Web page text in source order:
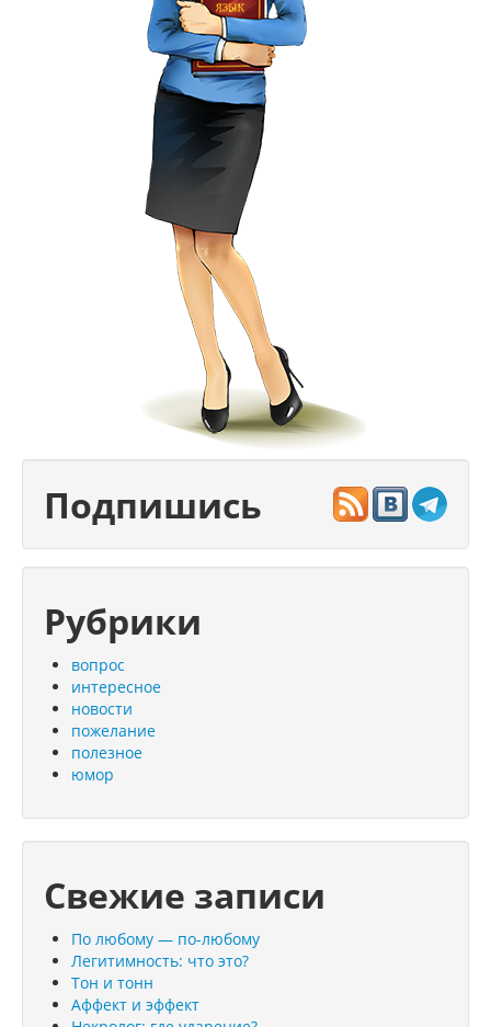
Подпишись
Рубрики
вопрос
интересное
новости
пожелание
полезное
юмор
Свежие записи
По любому — по-любому
Легитимность: что это?
Тон и тонн
Аффект и эффект